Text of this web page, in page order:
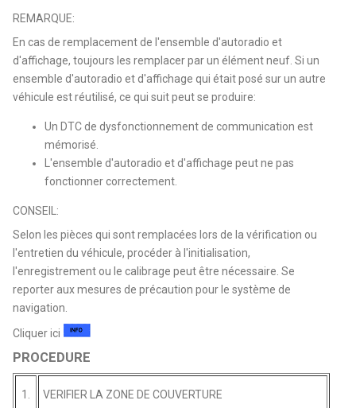
REMARQUE:
En cas de remplacement de l'ensemble d'autoradio et
d'affichage, toujours les remplacer par un élément neuf. Si un
ensemble d'autoradio et d'affichage qui était posé sur un autre
véhicule est réutilisé, ce qui suit peut se produire:
Un DTC de dysfonctionnement de communication est
mémorisé.
L'ensemble d'autoradio et d'affichage peut ne pas
fonctionner correctement.
CONSEIL:
Selon les pièces qui sont remplacées lors de la vérification ou
l'entretien du véhicule, procéder à l'initialisation,
l'enregistrement ou le calibrage peut être nécessaire. Se
reporter aux mesures de précaution pour le système de
navigation.
Cliquer ici
PROCEDURE
1. VERIFIER LA ZONE DE COUVERTURE